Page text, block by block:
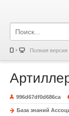
Полная версия
996d67df0d686ca
База знаний